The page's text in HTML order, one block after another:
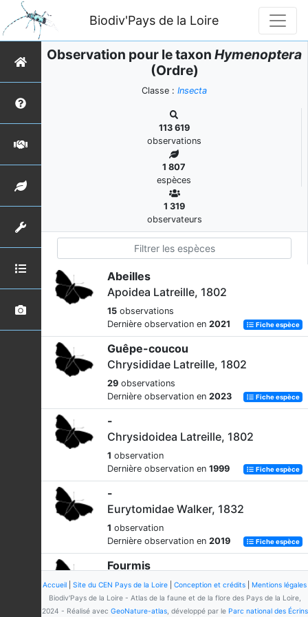
Biodiv'Pays de la Loire
Observation pour le taxon Hymenoptera
(Ordre)
Classe : Insecta
113 619
observations
1 807
espèces
1 319
observateurs
Abeilles
Apoidea Latreille, 1802
15 observations
Dernière observation en 2021 Fiche espèce
Guêpe-coucou
Chrysididae Latreille, 1802
29 observations
Dernière observation en 2023 Fiche espèce
-
Chrysidoidea Latreille, 1802
1 observation
Dernière observation en 1999 Fiche espèce
-
Eurytomidae Walker, 1832
1 observation
Dernière observation en 2019 Fiche espèce
Fourmis
Formicidae Latreille, 1809
34observations
Dernière observation en2021 Fiche espèce
Accueil Site du CEN Pays de la Loire Conception et crédits
Mentions légales
Biodiv'Pays de la Loire - Atlas de la faune et de la flore des Pays de la Loire,
2024 - Réalisé avec GeoNature-atlas, développé par le Parc national des Écrins